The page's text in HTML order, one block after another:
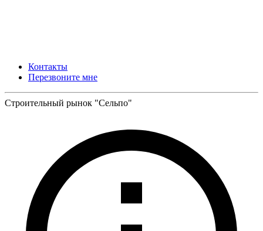
Контакты
Перезвоните мне
Строительный рынок "Сельпо"